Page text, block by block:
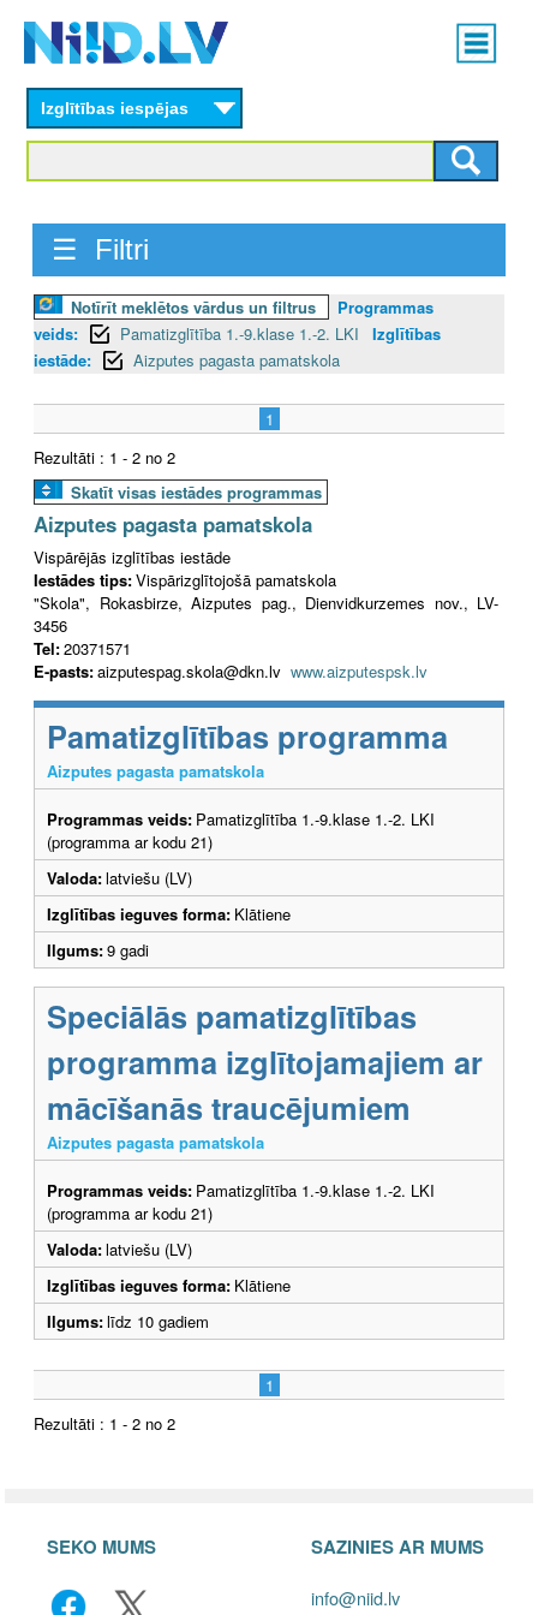
content
Main
menu
Izglītības iespējas
☰ Filtri
Notīrīt meklētos vārdus un filtrus
Programmas
veids:
Pamatizglītība 1.-9.klase 1.-2. LKI
Izglītības
iestāde:
Aizputes pagasta pamatskola
1
Rezultāti : 1 - 2 no 2
Skatīt visas iestādes programmas
Aizputes pagasta pamatskola
Vispārējās izglītības iestāde
Iestādes tips:Vispārizglītojošā pamatskola
"Skola", Rokasbirze, Aizputes pag., Dienvidkurzemes nov., LV-
3456
Tel:20371571
E-pasts:aizputespag.skola@dkn.lv www.aizputespsk.lv
Pamatizglītības programma
Aizputes pagasta pamatskola
Programmas veids: Pamatizglītība 1.-9.klase 1.-2. LKI
(programma ar kodu 21)
Valoda:latviešu (LV)
Izglītības ieguves forma: Klātiene
Ilgums:9 gadi
Speciālās pamatizglītības
programma izglītojamajiem ar
mācīšanās traucējumiem
Aizputes pagasta pamatskola
Programmas veids: Pamatizglītība 1.-9.klase 1.-2. LKI
(programma ar kodu 21)
Valoda:latviešu (LV)
Izglītības ieguves forma: Klātiene
Ilgums:līdz 10 gadiem
1
Rezultāti : 1 - 2 no 2
SEKO MUMS SAZINIES AR MUMS
info@niid.lv